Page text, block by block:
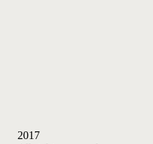
2017